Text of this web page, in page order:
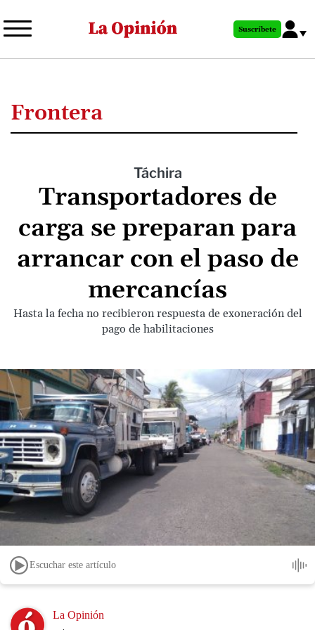
al
principal
Suscríbete
Frontera
Táchira
Transportadores de
carga se preparan para
arrancar con el paso de
mercancías
Hasta la fecha no recibieron respuesta de exoneración del
pago de habilitaciones
Escuchar este artículo
Image La Opinión